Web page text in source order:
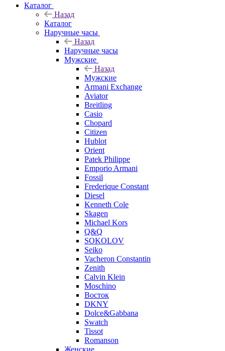
Каталог
Назад
Каталог
Наручные часы
Назад
Наручные часы
Мужские
Назад
Мужские
Armani Exchange
Aviator
Breitling
Casio
Chopard
Citizen
Hublot
Orient
Patek Philippe
Emporio Armani
Fossil
Frederique Constant
Diesel
Kenneth Cole
Skagen
Michael Kors
Q&Q
SOKOLOV
Seiko
Vacheron Constantin
Zenith
Calvin Klein
Moschino
Восток
DKNY
Dolce&Gabbana
Swatch
Tissot
Romanson
Женские